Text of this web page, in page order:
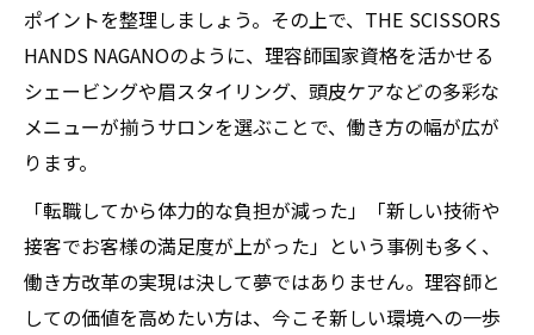
ポイントを整理しましょう。その上で、THE SCISSORS
HANDS NAGANOのように、理容師国家資格を活かせる
シェービングや眉スタイリング、頭皮ケアなどの多彩な
メニューが揃うサロンを選ぶことで、働き方の幅が広が
ります。
「転職してから体力的な負担が減った」「新しい技術や
接客でお客様の満足度が上がった」という事例も多く、
働き方改革の実現は決して夢ではありません。理容師と
しての価値を高めたい方は、今こそ新しい環境への一歩